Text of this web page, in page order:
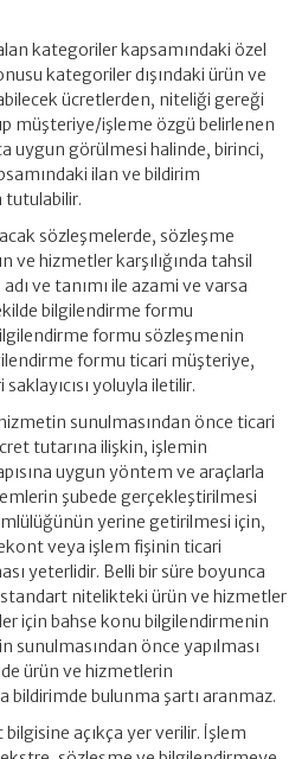
kategoriler kapsamındaki özel
kategoriler dışındaki ürün ve
ücretlerden, niteliği gereği
müşteriye/işleme özgü belirlenen
uygun görülmesi halinde, birinci,
ilan ve bildirim
tutulabilir.
sözleşmelerde, sözleşme
ve hizmetler karşılığında tahsil
ve tanımı ile azami ve varsa
bilgilendirme formu
formu sözleşmenin
formu ticari müşteriye,
saklayıcısı yoluyla iletilir.
sunulmasından önce ticari
tutarına ilişkin, işlemin
uygun yöntem ve araçlarla
şubede gerçekleştirilmesi
yerine getirilmesi için,
veya işlem fişinin ticari
yeterlidir. Belli bir süre boyunca
nitelikteki ürün ve hizmetler
için bahse konu bilgilendirmenin
sunulmasından önce yapılması
ürün ve hizmetlerin
bildirimde bulunma şartı aranmaz.
açıkça yer verilir. İşlem